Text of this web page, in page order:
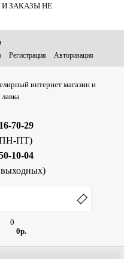
ЗАКАЗЫ НЕ
Регистрация Авторизация
70-29
ПН-ПТ)
10-04
выходных)
0
0р.